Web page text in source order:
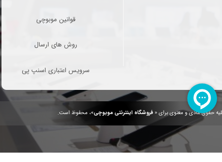
حقوق مادی و معنوی برای «فروشگاه اینترنتی موبوچی»، محفوظ است.
قوانین موبوچی
روش های ارسال
سرویس اعتباری اسنپ پی